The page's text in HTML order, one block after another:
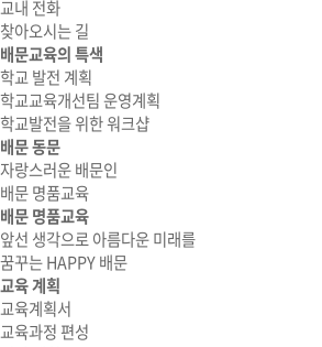
교내 전화
찾아오시는 길
배문교육의 특색
학교 발전 계획
학교교육개선팀 운영계획
학교발전을 위한 워크샵
배문 동문
자랑스러운 배문인
배문 명품교육
배문 명품교육
앞선 생각으로 아름다운 미래를
꿈꾸는 HAPPY 배문
교육 계획
교육계획서
교육과정 편성